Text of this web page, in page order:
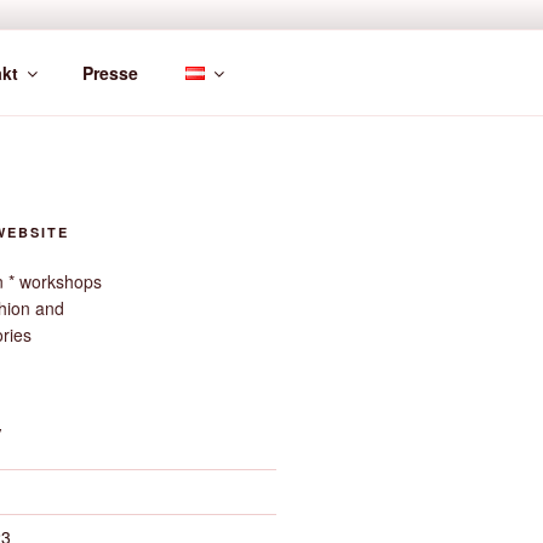
Presse
* workshops
and